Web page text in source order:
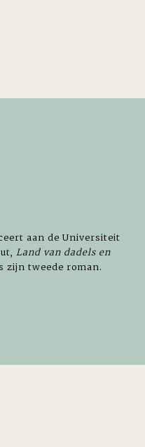
aan de Universiteit
Land van dadels en
zijn tweede roman.